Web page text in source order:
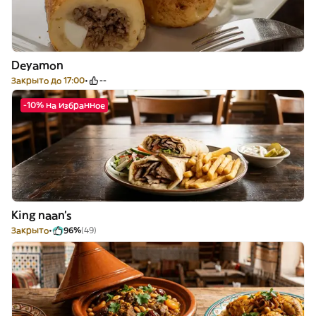
Deyamon
Закрыто до 17:00 --
-10% на избранное
King naan’s
Закрыто 96%(49)